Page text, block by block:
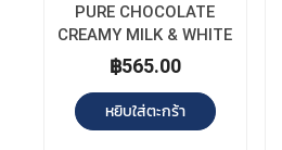
PURE CHOCOLATE
CREAMY MILK & WHITE
฿565.00
หยิบใส่ตะกร้า